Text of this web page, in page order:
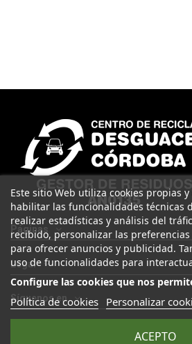
Páginas
Legal
Este sitio Web utiliza cookies propias
habilitar las funcionalidades técnicas
realizar estadísticas y análisis del
recibido, personalizar las
para ofrecer anuncios y publicidad.
uso de funcionalidades para
Configure las cookies que nos
Política de cookies Personalizar
ACEPTO
Síguenos en